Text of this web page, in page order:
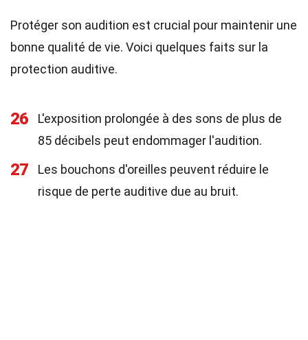
Protéger son audition est crucial pour maintenir une
bonne qualité de vie. Voici quelques faits sur la
protection auditive.
26
L'exposition prolongée à des sons de plus de
85 décibels peut endommager l'audition.
27
Les bouchons d'oreilles peuvent réduire le
risque de perte auditive due au bruit.